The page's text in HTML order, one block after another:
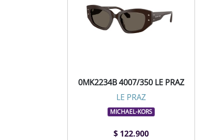
0MK2234B 4007/350 LE PRAZ
LE PRAZ
MICHAEL-KORS
$ 122.900